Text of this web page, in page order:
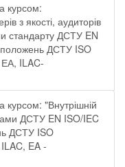
курсом:
з якості, аудиторів
стандарту ДСТУ EN
ДСТУ ISO
ILAC-
курсом: "Внутрішній
ДСТУ EN ISO/IEC
ДСТУ ISO
EA -